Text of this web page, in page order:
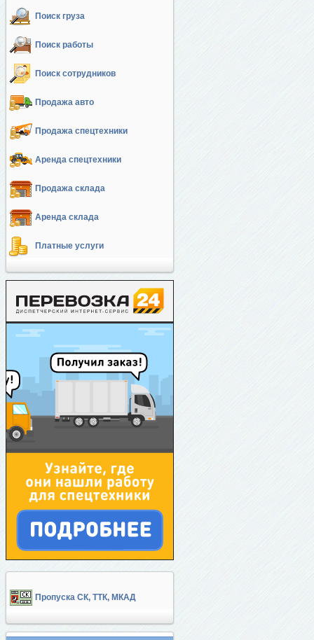
Поиск груза
Поиск работы
Поиск сотрудников
Продажа авто
Продажа спецтехники
Аренда спецтехники
Продажа склада
Аренда склада
Платные услуги
Пропуска СК, ТТК, МКАД